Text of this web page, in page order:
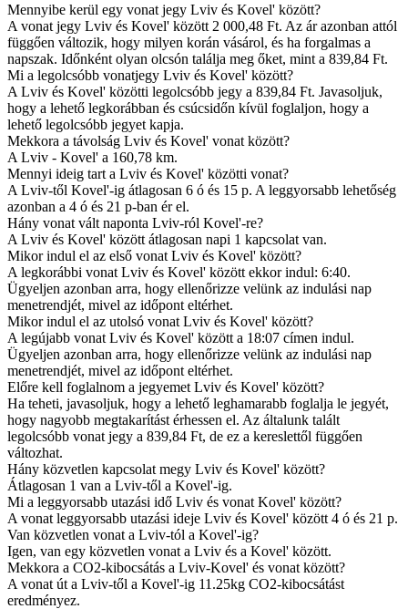
Mennyibe kerül egy vonat jegy Lviv és Kovel' között?
A vonat jegy Lviv és Kovel' között 2 000,48 Ft. Az ár azonban attól
függően változik, hogy milyen korán vásárol, és ha forgalmas a
napszak. Időnként olyan olcsón találja meg őket, mint a 839,84 Ft.
Mi a legolcsóbb vonatjegy Lviv és Kovel' között?
A Lviv és Kovel' közötti legolcsóbb jegy a 839,84 Ft. Javasoljuk,
hogy a lehető legkorábban és csúcsidőn kívül foglaljon, hogy a
lehető legolcsóbb jegyet kapja.
Mekkora a távolság Lviv és Kovel' vonat között?
A Lviv - Kovel' a 160,78 km.
Mennyi ideig tart a Lviv és Kovel' közötti vonat?
A Lviv-től Kovel'-ig átlagosan 6 ó és 15 p. A leggyorsabb lehetőség
azonban a 4 ó és 21 p-ban ér el.
Hány vonat vált naponta Lviv-ról Kovel'-re?
A Lviv és Kovel' között átlagosan napi 1 kapcsolat van.
Mikor indul el az első vonat Lviv és Kovel' között?
A legkorábbi vonat Lviv és Kovel' között ekkor indul: 6:40.
Ügyeljen azonban arra, hogy ellenőrizze velünk az indulási nap
menetrendjét, mivel az időpont eltérhet.
Mikor indul el az utolsó vonat Lviv és Kovel' között?
A legújabb vonat Lviv és Kovel' között a 18:07 címen indul.
Ügyeljen azonban arra, hogy ellenőrizze velünk az indulási nap
menetrendjét, mivel az időpont eltérhet.
Előre kell foglalnom a jegyemet Lviv és Kovel' között?
Ha teheti, javasoljuk, hogy a lehető leghamarabb foglalja le jegyét,
hogy nagyobb megtakarítást érhessen el. Az általunk talált
legolcsóbb vonat jegy a 839,84 Ft, de ez a kereslettől függően
változhat.
Hány közvetlen kapcsolat megy Lviv és Kovel' között?
Átlagosan 1 van a Lviv-től a Kovel'-ig.
Mi a leggyorsabb utazási idő Lviv és vonat Kovel' között?
A vonat leggyorsabb utazási ideje Lviv és Kovel' között 4 ó és 21 p.
Van közvetlen vonat a Lviv-tól a Kovel'-ig?
Igen, van egy közvetlen vonat a Lviv és a Kovel' között.
Mekkora a CO2-kibocsátás a Lviv-Kovel' és vonat között?
A vonat út a Lviv-től a Kovel'-ig 11.25kg CO2-kibocsátást
eredményez.